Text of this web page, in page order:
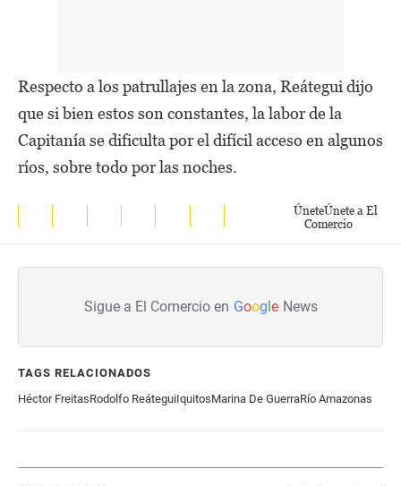
Respecto a los patrullajes en la zona, Reátegui dijo
que si bien estos son constantes, la labor de la
Capitanía se dificulta por el difícil acceso en algunos
ríos, sobre todo por las noches.
ÚneteÚnete a El
Comercio
Sigue a El Comercio en Google News
TAGS RELACIONADOS
Héctor FreitasRodolfo ReáteguiIquitosMarina De GuerraRío Amazonas